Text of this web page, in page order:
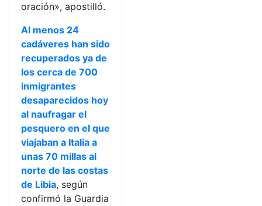
oración», apostilló.
Al menos 24
cadáveres han sido
recuperados ya de
los cerca de 700
inmigrantes
desaparecidos hoy
al naufragar el
pesquero en el que
viajaban a Italia a
unas 70 millas al
norte de las costas
de Libia, según
confirmó la Guardia